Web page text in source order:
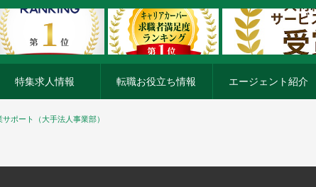
特集求人情報 転職お役立ち情報 エージェント紹介
サポート（大手法人事業部）